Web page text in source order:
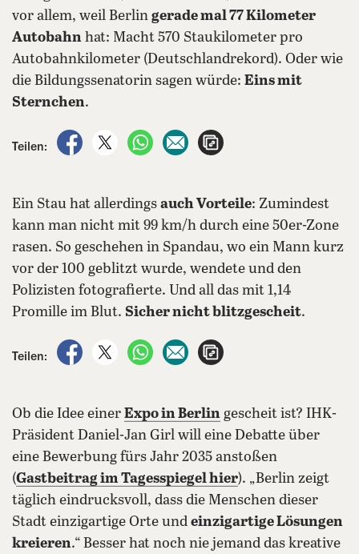
vor allem, weil Berlin gerade mal 77 Kilometer
Autobahn hat: Macht 570 Staukilometer pro
Autobahnkilometer (Deutschlandrekord). Oder wie
die Bildungssenatorin sagen würde: Eins mit
Sternchen.
Teilen:
auf Facebook teilen
auf X teilenper WhatsApp teilen
per E-Mail teilen
Ein Stau hat allerdings auch Vorteile: Zumindest
kann man nicht mit 99 km/h durch eine 50er-Zone
rasen. So geschehen in Spandau, wo ein Mann kurz
vor der 100 geblitzt wurde, wendete und den
Polizisten fotografierte. Und all das mit 1,14
Promille im Blut. Sicher nicht blitzgescheit.
Teilen:
auf Facebook teilen
auf X teilenper WhatsApp teilen
per E-Mail teilen
Ob die Idee einer Expo in Berlin gescheit ist? IHK-
Präsident Daniel-Jan Girl will eine Debatte über
eine Bewerbung fürs Jahr 2035 anstoßen
(Gastbeitrag im Tagesspiegel hier). „Berlin zeigt
täglich eindrucksvoll, dass die Menschen dieser
Stadt einzigartige Orte und einzigartige Lösungen
kreieren.“ Besser hat noch nie jemand das kreative